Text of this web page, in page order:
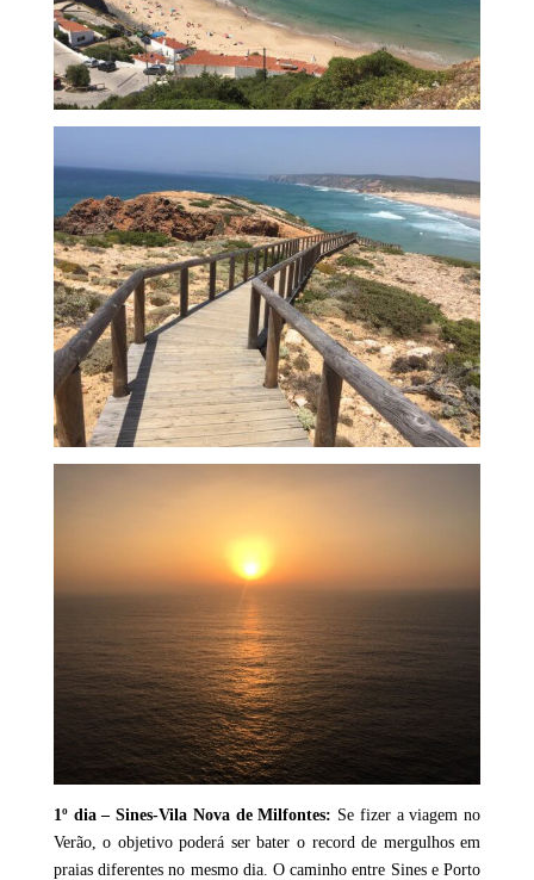
1º dia – Sines-Vila Nova de Milfontes: Se fizer a viagem no
Verão, o objetivo poderá ser bater o record de mergulhos em
praias diferentes no mesmo dia. O caminho entre Sines e Porto